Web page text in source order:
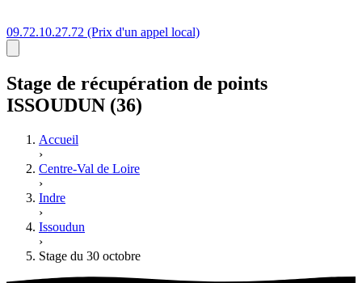
09.72.10.27.72 (Prix d'un appel local)
Stage de récupération de points
ISSOUDUN (36)
Accueil
›
Centre-Val de Loire
›
Indre
›
Issoudun
›
Stage du 30 octobre